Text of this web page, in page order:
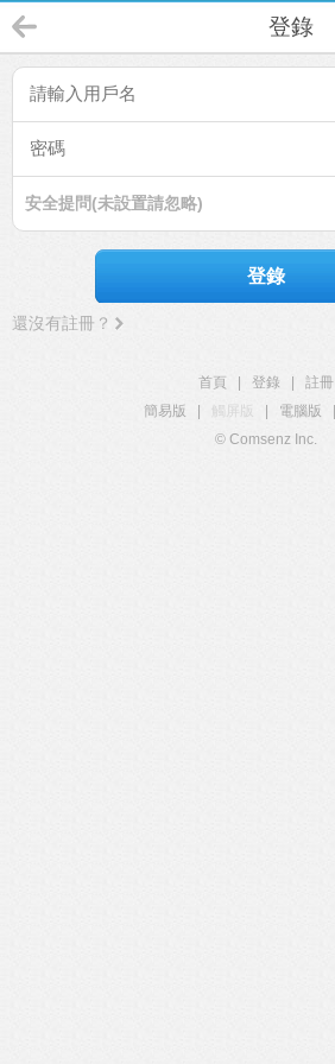
登錄
安全提問(未設置請忽略)
登錄
還沒有註冊？
首頁 登錄
註冊
簡易版
觸屏版 電腦版
© Comsenz Inc.